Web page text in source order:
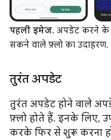
पहली इमेज. अपडेट करने के
सकने वाले फ़्लो का उदाहरण.
तुरंत अपडेट
तुरंत अपडेट होने वाले
फ़्लो होते हैं. इनके लिए,
करके फिर से शुरू करना